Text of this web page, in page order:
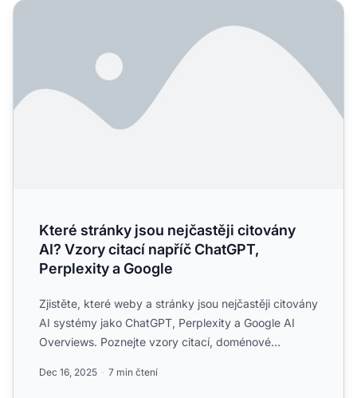
Které stránky jsou nejčastěji citovány AI? Vzory citací
Které stránky jsou nejčastěji citovány
AI? Vzory citací napříč ChatGPT,
Perplexity a Google
Zjistěte, které weby a stránky jsou nejčastěji citovány
AI systémy jako ChatGPT, Perplexity a Google AI
Overviews. Poznejte vzory citací, doménové
Dec 16, 2025 7 min čtení